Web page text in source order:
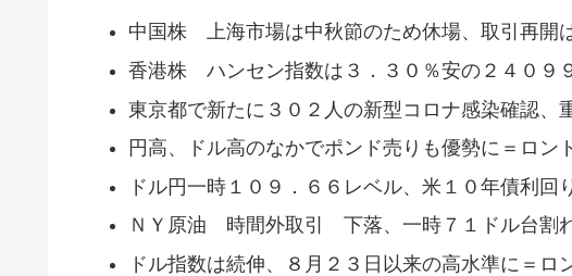
中国株 上海市場は中秋節のため休場、取引再開
香港株 ハンセン指数は３．３０％安の２４０９
東京都で新たに３０２人の新型コロナ感染確認、
円高、ドル高のなかでポンド売りも優勢に＝ロン
ドル円一時１０９．６６レベル、米１０年債利回
ＮＹ原油 時間外取引 下落、一時７１ドル台割
ドル指数は続伸、８月２３日以来の高水準に＝ロ